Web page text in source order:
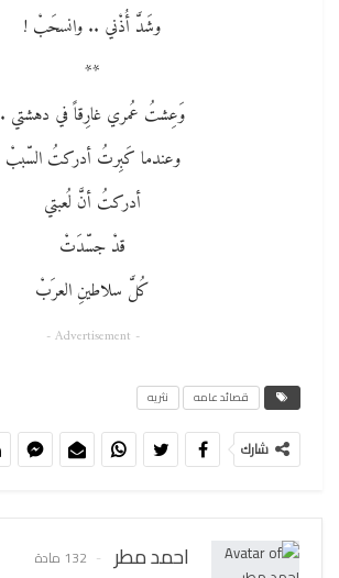
وشَدَّ أُذْني .. وانسحَبْ !
**
وَعِشتُ عُمري غارِقاً في دهشتي .
وعندما كَبِرتُ أدركتُ السّببْ
أدركتُ أنَّ لُعبتي
قدْ جسّدَتْ
كُلَّ سلاطينِ العرَبْ
- Advertisement -
قصائد عامه نثريه
شارك
احمد مطر 132 مادة